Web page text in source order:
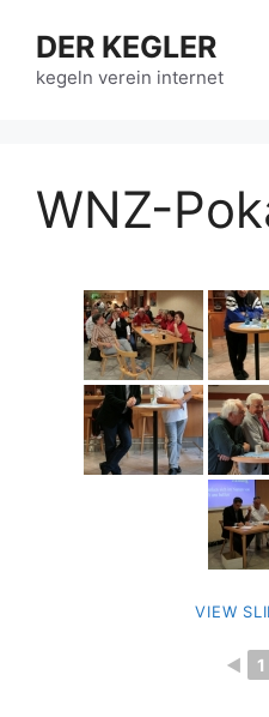
Inhalt
springen
DER KEGLER
kegeln verein internet
WNZ-
VIEW
◄ 1